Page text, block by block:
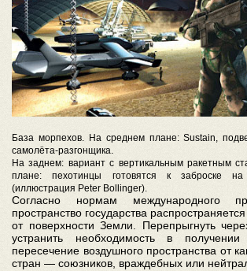
База морпехов. На среднем плане: Sustain,
самолёта-разгонщика.
На заднем: вариант с вертикальным ракетным
плане: пехотинцы готовятся к заброске на
(иллюстрация Peter Bollinger).
Согласно нормам международного
пространство государства
от поверхности Земли. Перепрыгнуть
устранить необходимость в
пересечение воздушного пространства от
стран — союзников, враждебных или